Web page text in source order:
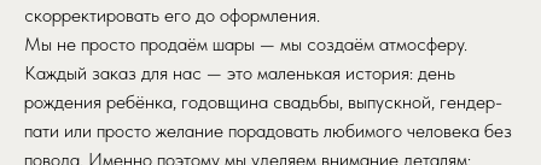
скорректировать его до оформления.
Мы не просто продаём шары — мы создаём атмосферу.
Каждый заказ для нас — это маленькая история: день
рождения ребёнка, годовщина свадьбы, выпускной, гендер-
пати или просто желание порадовать любимого человека без
повода. Именно поэтому мы уделяем внимание деталям: